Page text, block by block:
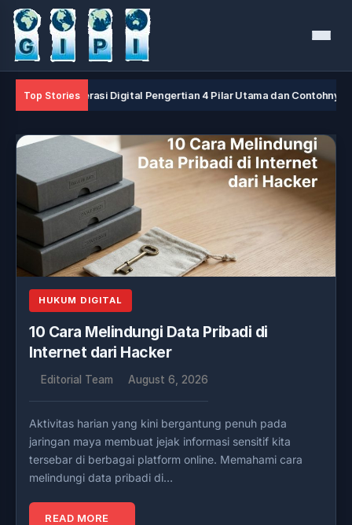
Menu
Top Stories
Literasi Digital Pengertian 4 Pilar Utama dan Contohnya
HUKUM DIGITAL
10 Cara Melindungi Data Pribadi di
Internet dari Hacker
Editorial Team August 6, 2026
Aktivitas harian yang kini bergantung penuh pada
jaringan maya membuat jejak informasi sensitif kita
tersebar di berbagai platform online. Memahami cara
melindungi data pribadi di…
READ MORE